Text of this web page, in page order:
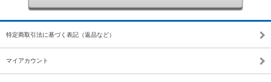
特定商取引法に基づく表記（返品など）
マイアカウント